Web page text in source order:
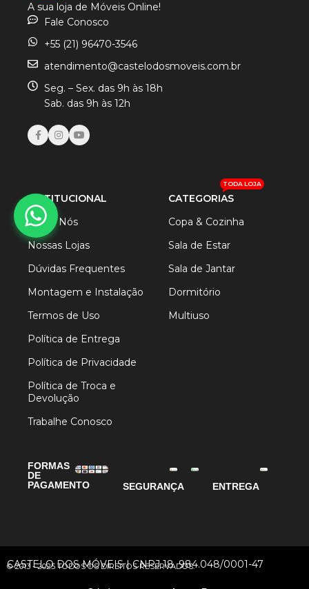
A sua loja de Móveis Online!
Fale Conosco
+55 (21) 96470-3546
atendimento@castelodosmoveis.com.br
Seg. – Sex. das 9h às 18h
Sab. das 9h às 12h
INSTITUCIONAL
Sobre Nós
Nossas Lojas
Dúvidas Frequentes
Montagem e Instalação
Termos de Uso
Política de Entrega
Política de Privacidade
Política de Troca e
Devolução
Trabalhe Conosco
CATEGORIAS
TODA LOJA
Copa & Cozinha
Sala de Estar
Sala de Jantar
Dormitório
Multiuso
FORMAS
DE
PAGAMENTO
SEGURANÇA ENTREGA
CASTELO DOS MÓVEIS | CNPJ 18. 984.048/0001-47
© 2013 - 2025 TODOS OS DIREITOS RESERVADOS.